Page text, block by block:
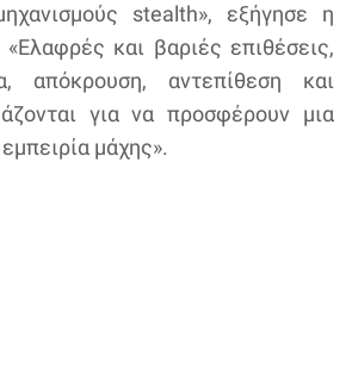
stealth», εξήγησε η
και βαριές επιθέσεις,
απόκρουση, αντεπίθεση και
για να προσφέρουν μια
μάχης».